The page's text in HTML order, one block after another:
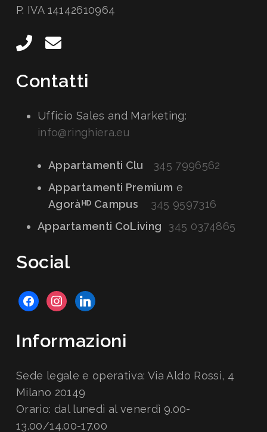
P. IVA 14142610964
Contatti
Ufficio Sales and Marketing:
info@ringhiera.eu
Appartamenti Clu
345 7996562
Appartamenti Premium e
Agoràᴴᴰ Campus
345 9597316
Appartamenti CoLiving
345 0374865
Social
facebookinstagram
linkedin
Informazioni
Sede legale e operativa: Via Aldo Rossi, 4
Milano 20149
Orario: dal lunedì al venerdì 9.00-
13.00/14.00-17.00